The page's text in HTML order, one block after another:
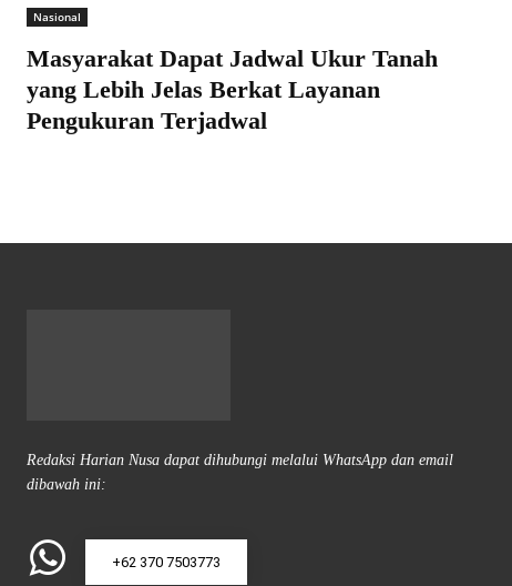
Nasional
Masyarakat Dapat Jadwal Ukur Tanah
yang Lebih Jelas Berkat Layanan
Pengukuran Terjadwal
Redaksi Harian Nusa dapat dihubungi melalui WhatsApp dan email
dibawah ini:
+62 370 7503773